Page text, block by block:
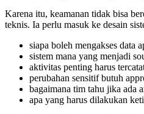
Karena itu, keamanan tidak bisa
teknis. Ia perlu masuk ke desain
siapa boleh mengakses data
sistem mana yang menjadi
aktivitas penting harus
perubahan sensitif butuh
bagaimana tim tahu jika ada
apa yang harus dilakukan